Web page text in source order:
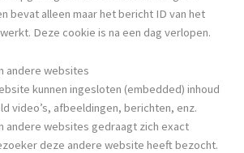
bevat alleen maar het bericht ID van het
Deze cookie is na een dag verlopen.
andere websites
kunnen ingesloten (embedded) inhoud
video’s, afbeeldingen, berichten, enz.
andere websites gedraagt zich exact
deze andere website heeft bezocht.